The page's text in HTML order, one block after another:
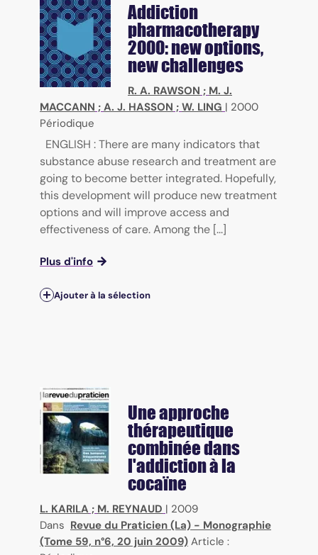
Addiction
pharmacotherapy
2000: new options,
new challenges
R. A. RAWSON ; M. J.
MACCANN ; A. J. HASSON ; W. LING | 2000
Périodique
ENGLISH : There are many indicators that
substance abuse research and treatment are
going to become better integrated. Hopefully,
this development will produce new treatment
options and will improve access and
effectiveness of care. Among the [...]
Plus d'info
Ajouter à la sélection
Une approche
thérapeutique
combinée dans
l'addiction à la
cocaïne
L. KARILA ; M. REYNAUD | 2009
Dans Revue du Praticien (La) - Monographie
(Tome 59, n°6, 20 juin 2009) Article :